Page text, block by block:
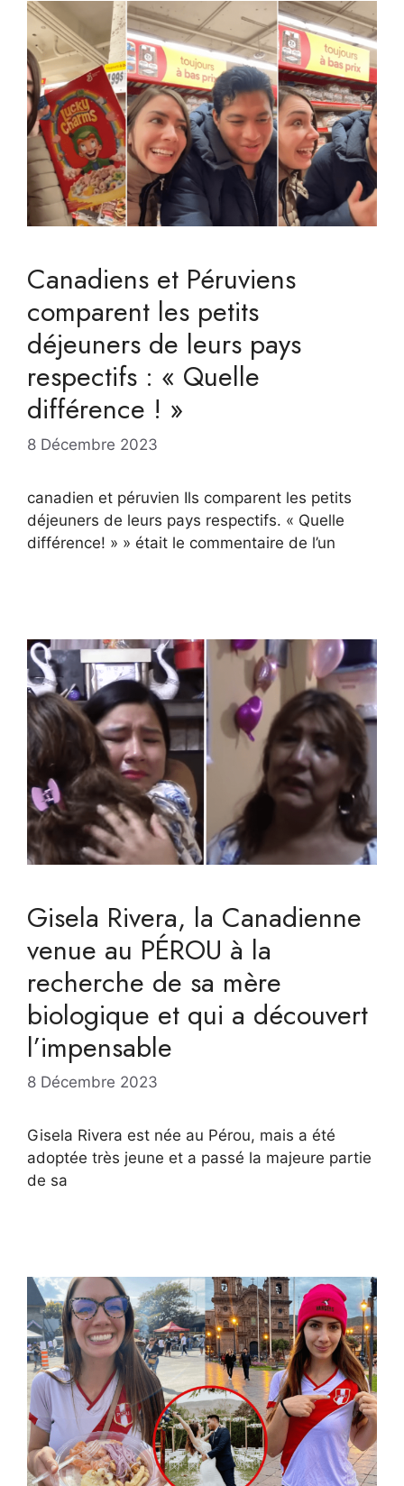
Canadiens et Péruviens
comparent les petits
déjeuners de leurs pays
respectifs : « Quelle
différence ! »
8 Décembre 2023
canadien et péruvien Ils comparent les petits
déjeuners de leurs pays respectifs. « Quelle
différence! » » était le commentaire de l’un
Gisela Rivera, la Canadienne
venue au PÉROU à la
recherche de sa mère
biologique et qui a découvert
l’impensable
8 Décembre 2023
Gisela Rivera est née au Pérou, mais a été
adoptée très jeune et a passé la majeure partie
de sa